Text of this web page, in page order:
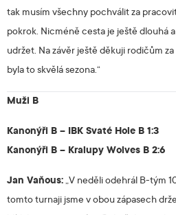
tak musím všechny pochválit za
pokrok. Nicméně cesta je ještě dlouhá
udržet. Na závěr ještě děkuji rodičům
byla to skvělá sezona.“
Muži B
Kanonýři B – IBK Svaté Hole B 1:3
Kanonýři B – Kralupy Wolves B 2:6
Jan Vaňous:„V neděli odehrál B-tým
tomto turnaji jsme v obou zápasech